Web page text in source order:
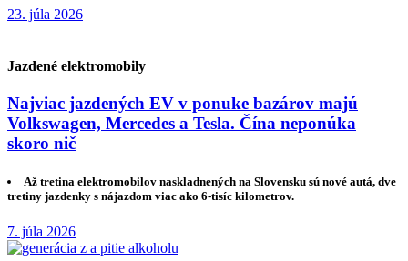
23. júla 2026
Jazdené elektromobily
Najviac jazdených EV v ponuke bazárov majú
Volkswagen, Mercedes a Tesla. Čína neponúka
skoro nič
Až tretina elektromobilov naskladnených na Slovensku sú nové autá, dve
tretiny jazdenky s nájazdom viac ako 6-tisíc kilometrov.
7. júla 2026